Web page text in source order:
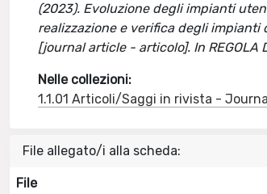
(2023). Evoluzione degli impianti
realizzazione e verifica degli
[journal article - articolo]. In
Nelle collezioni:
1.1.01 Articoli/Saggi in rivista -
File allegato/i alla scheda:
File